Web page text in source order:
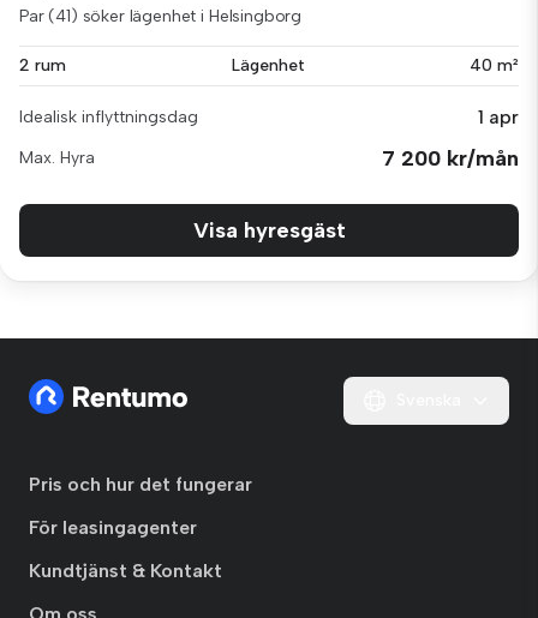
Par (41) söker lägenhet i Helsingborg
2 rum Lägenhet 40 m²
Idealisk inflyttningsdag 1 apr
Max. Hyra 7 200 kr/mån
Visa hyresgäst
Pris och hur det fungerar
För leasingagenter
Kundtjänst & Kontakt